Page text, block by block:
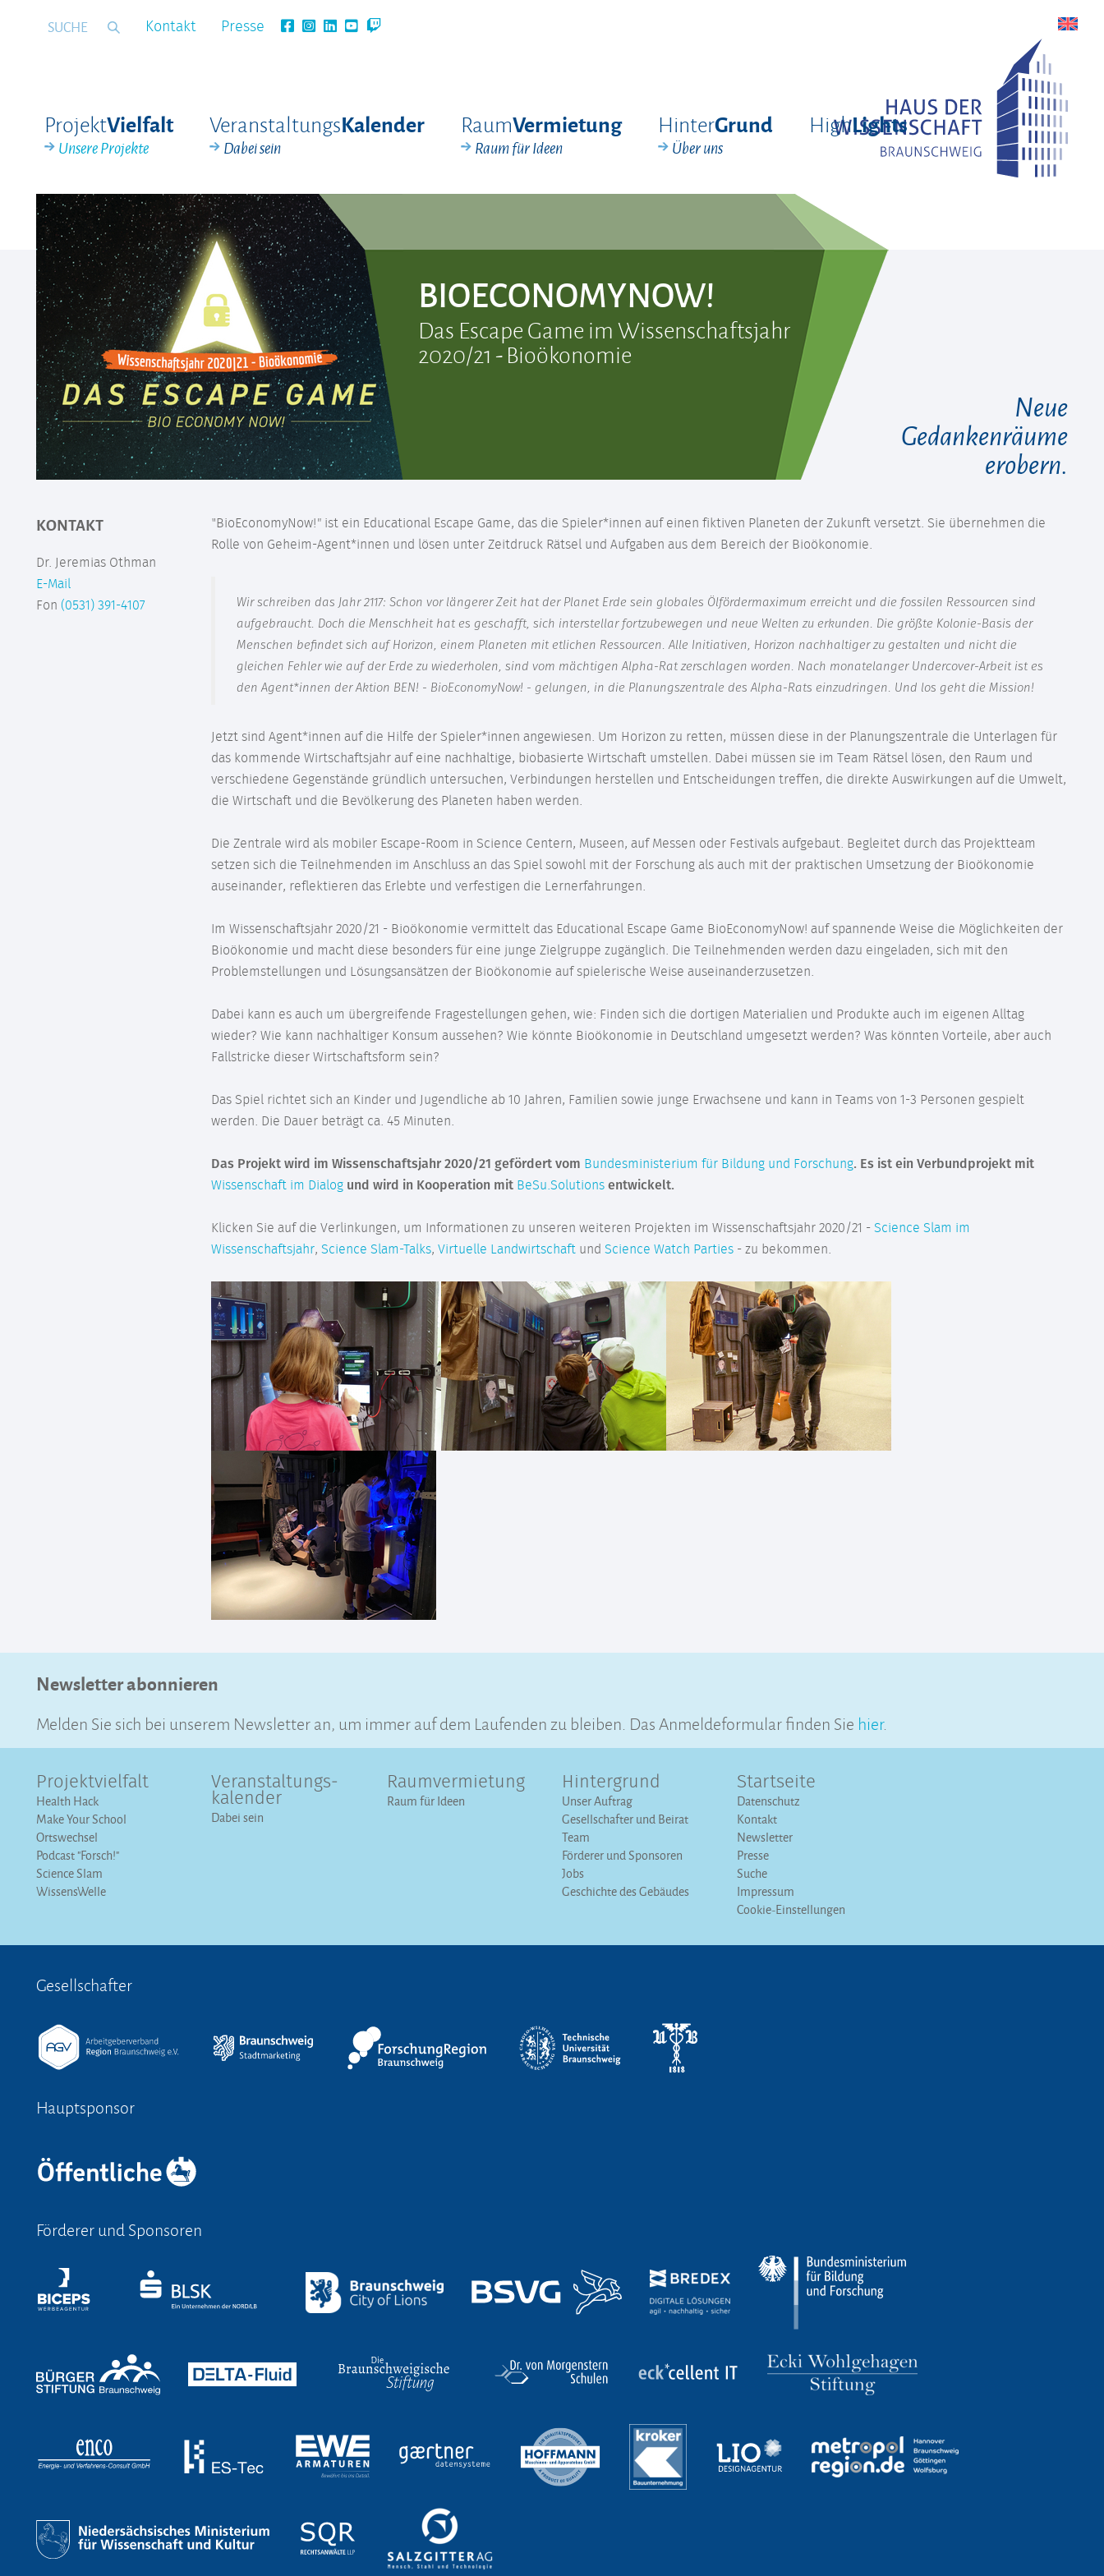
Kontakt Presse
ProjektVielfalt
Unsere Projekte
VeranstaltungsKalender
Dabei sein
RaumVermietung
Raum für Ideen
HinterGrund
Über uns
HighLights
BIOECONOMYNOW!
Das Escape Game im Wissenschaftsjahr
2020/21 - Bioökonomie
Neue
Gedankenräume
erobern.
"BioEconomyNow!" ist ein Educational Escape Game, das die Spieler*innen auf einen fiktiven Planeten der Zukunft versetzt. Sie übernehmen die
Rolle von Geheim-Agent*innen und lösen unter Zeitdruck Rätsel und Aufgaben aus dem Bereich der Bioökonomie.
Wir schreiben das Jahr 2117: Schon vor längerer Zeit hat der Planet Erde sein globales Ölfördermaximum erreicht und die fossilen Ressourcen sind
aufgebraucht. Doch die Menschheit hat es geschafft, sich interstellar fortzubewegen und neue Welten zu erkunden. Die größte Kolonie-Basis der
Menschen befindet sich auf Horizon, einem Planeten mit etlichen Ressourcen. Alle Initiativen, Horizon nachhaltiger zu gestalten und nicht die
gleichen Fehler wie auf der Erde zu wiederholen, sind vom mächtigen Alpha-Rat zerschlagen worden. Nach monatelanger Undercover-Arbeit ist es
den Agent*innen der Aktion BEN! - BioEconomyNow! - gelungen, in die Planungszentrale des Alpha-Rats einzudringen. Und los geht die Mission!
Jetzt sind Agent*innen auf die Hilfe der Spieler*innen angewiesen. Um Horizon zu retten, müssen diese in der Planungszentrale die Unterlagen für
das kommende Wirtschaftsjahr auf eine nachhaltige, biobasierte Wirtschaft umstellen. Dabei müssen sie im Team Rätsel lösen, den Raum und
verschiedene Gegenstände gründlich untersuchen, Verbindungen herstellen und Entscheidungen treffen, die direkte Auswirkungen auf die Umwelt,
die Wirtschaft und die Bevölkerung des Planeten haben werden.
Die Zentrale wird als mobiler Escape-Room in Science Centern, Museen, auf Messen oder Festivals aufgebaut. Begleitet durch das Projektteam
setzen sich die Teilnehmenden im Anschluss an das Spiel sowohl mit der Forschung als auch mit der praktischen Umsetzung der Bioökonomie
auseinander, reflektieren das Erlebte und verfestigen die Lernerfahrungen.
Im Wissenschaftsjahr 2020/21 - Bioökonomie vermittelt das Educational Escape Game BioEconomyNow! auf spannende Weise die Möglichkeiten der
Bioökonomie und macht diese besonders für eine junge Zielgruppe zugänglich. Die Teilnehmenden werden dazu eingeladen, sich mit den
Problemstellungen und Lösungsansätzen der Bioökonomie auf spielerische Weise auseinanderzusetzen.
Dabei kann es auch um übergreifende Fragestellungen gehen, wie: Finden sich die dortigen Materialien und Produkte auch im eigenen Alltag
wieder? Wie kann nachhaltiger Konsum aussehen? Wie könnte Bioökonomie in Deutschland umgesetzt werden? Was könnten Vorteile, aber auch
Fallstricke dieser Wirtschaftsform sein?
Das Spiel richtet sich an Kinder und Jugendliche ab 10 Jahren, Familien sowie junge Erwachsene und kann in Teams von 1-3 Personen gespielt
werden. Die Dauer beträgt ca. 45 Minuten.
Das Projekt wird im Wissenschaftsjahr 2020/21 gefördert vom Bundesministerium für Bildung und Forschung. Es ist ein Verbundprojekt mit
Wissenschaft im Dialog und wird in Kooperation mit BeSu.Solutions entwickelt.
Klicken Sie auf die Verlinkungen, um Informationen zu unseren weiteren Projekten im Wissenschaftsjahr 2020/21 -Science Slam im
Wissenschaftsjahr,Science Slam-Talks,Virtuelle Landwirtschaft undScience Watch Parties - zu bekommen.
KONTAKT
Dr. Jeremias Othman
E-Mail
Fon (0531) 391-4107
Newsletter abonnieren
Melden Sie sich bei unserem Newsletter an, um immer auf dem Laufenden zu bleiben. Das Anmeldeformular finden Sie hier.
Projektvielfalt
Health Hack
Make Your School
Ortswechsel
Podcast "Forsch!"
Science Slam
WissensWelle
Veranstaltungs­
kalender
Dabei sein
Raumvermietung
Raum für Ideen
Hintergrund
Unser Auftrag
Gesellschafter und Beirat
Team
Förderer und Sponsoren
Jobs
Geschichte des Gebäudes
Startseite
Datenschutz
Kontakt
Newsletter
Presse
Suche
Impressum
Cookie-Einstellungen
Gesellschafter
Hauptsponsor
Förderer und Sponsoren